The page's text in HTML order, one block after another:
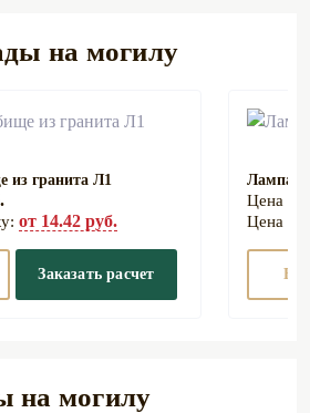
на могилу
из гранита Л1
от 14.42 руб.
Заказать расчет В
на могилу